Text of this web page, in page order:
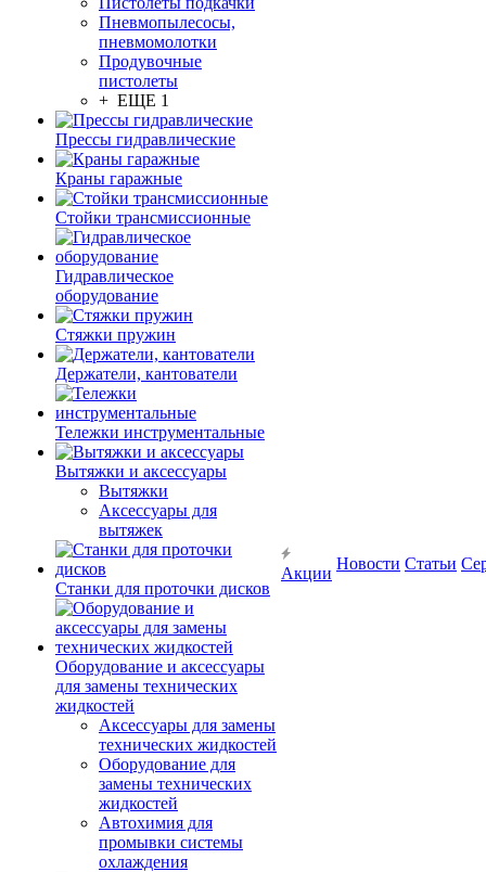
Пневмопылесосы,
пневмомолотки
Продувочные
пистолеты
+ ЕЩЕ 1
Прессы гидравлические
Краны гаражные
Стойки трансмиссионные
Гидравлическое
оборудование
Стяжки пружин
Держатели, кантователи
Тележки инструментальные
Вытяжки и аксессуары
Вытяжки
Аксессуары для
вытяжек
Станки для проточки дисков
Оборудование и аксессуары
для замены технических
жидкостей
Аксессуары для замены
технических жидкостей
Оборудование для
замены технических
жидкостей
Автохимия для
промывки системы
охлаждения
Акции
Новости Статьи